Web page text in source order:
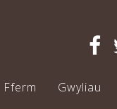
Fferm Gwyliau